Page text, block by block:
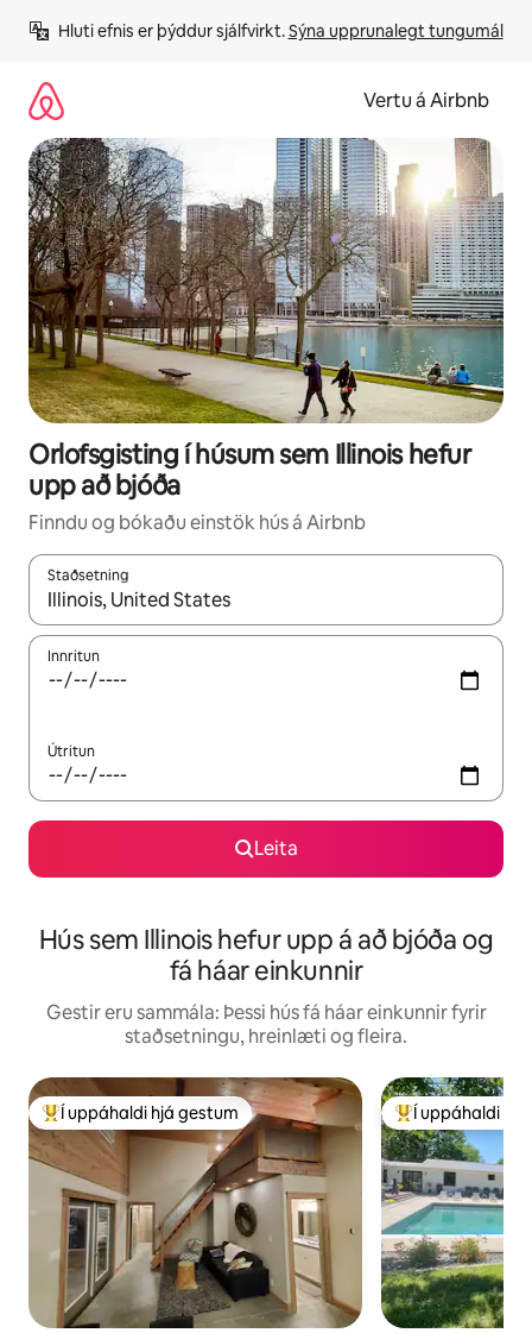
beint
Hluti efnis er þýddur sjálfvirkt. Sýna upprunalegt tungumál
Vertu á Airbnb
Orlofsgisting í húsum sem Illinois hefur
upp að bjóða
Finndu og bókaðu einstök hús á Airbnb
Staðsetning
Þegar niðurstöður liggja fyrir skaltu nota upp og niður
Innritun
Útritun
Leita
Hús sem Illinois hefur upp á að bjóða og
fá háar einkunnir
Gestir eru sammála: Þessi hús fá háar einkunnir fyrir
staðsetningu, hreinlæti og fleira.
Í mestu uppáhaldi hjá gestum
Í uppáhaldi hjá gestum Í mestu
Í uppáhaldi